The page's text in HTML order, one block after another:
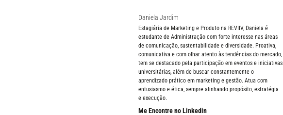
Daniela Jardim
Estagiária de Marketing e Produto na REVIIV, Daniela é
estudante de Administração com forte interesse nas áreas
de comunicação, sustentabilidade e diversidade. Proativa,
comunicativa e com olhar atento às tendências do mercado,
tem se destacado pela participação em eventos e iniciativas
universitárias, além de buscar constantemente o
aprendizado prático em marketing e gestão. Atua com
entusiasmo e ética, sempre alinhando propósito, estratégia
e execução.
Me Encontre no Linkedin